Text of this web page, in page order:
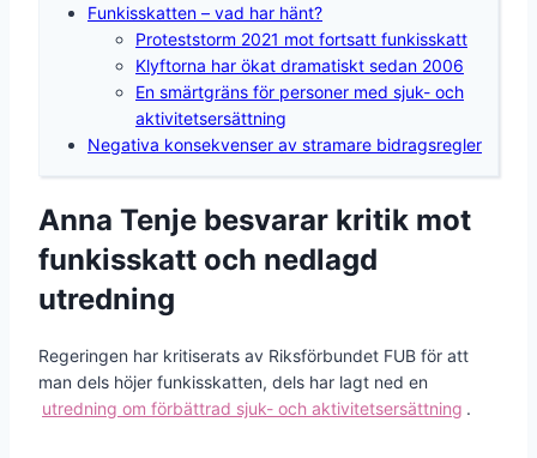
Funkisskatten – vad har hänt?
Proteststorm 2021 mot fortsatt funkisskatt
Klyftorna har ökat dramatiskt sedan 2006
En smärtgräns för personer med sjuk- och
aktivitetsersättning
Negativa konsekvenser av stramare bidragsregler
Anna Tenje besvarar kritik mot
funkisskatt och nedlagd
utredning
Regeringen har kritiserats av Riksförbundet FUB för att
man dels höjer funkisskatten, dels har lagt ned en
utredning om förbättrad sjuk- och aktivitetsersättning .